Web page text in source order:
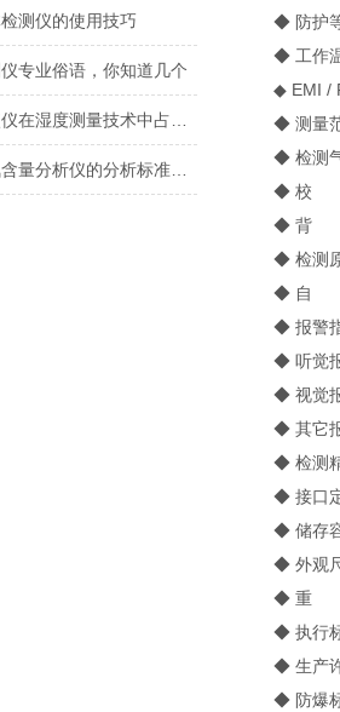
测仪的使用技巧
专业俗语，你知道几个
离心机氧含量分析仪的分析标准及优势
◆ 防护等
◆ 工作温
◆ EMI /
◆ 测量范
◆ 检测气
◆ 校 准
◆ 背 光：
◆ 检测原
◆ 自 测
◆ 报警指
◆ 听觉报
◆ 视觉报
◆ 其它报
◆ 检测精
◆ 接口定
◆ 储存容
◆ 外观尺
◆ 重 量
◆ 执行标
◆ 生产许
◆ 防爆标